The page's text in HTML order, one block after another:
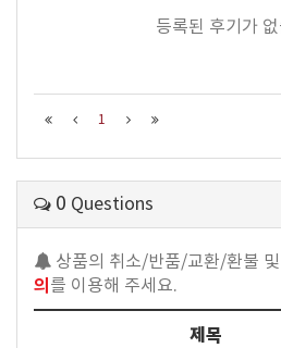
등록된 후기가
1
0 Questions
상품의 취소/반품/교환/환불
의 를 이용해 주세요.
제목